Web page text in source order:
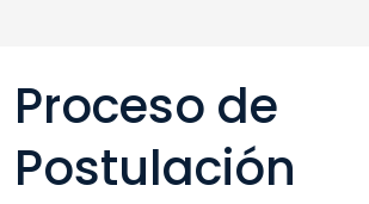
Proceso de
Postulación